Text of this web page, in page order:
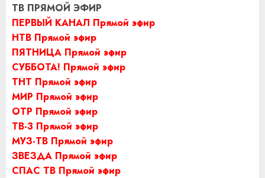
ТВ ПРЯМОЙ ЭФИР
ПЕРВЫЙ КАНАЛ Прямой эфир
НТВ Прямой эфир
ПЯТНИЦА Прямой эфир
СУББОТА! Прямой эфир
ТНТ Прямой эфир
МИР Прямой эфир
ОТР Прямой эфир
ТВ-3 Прямой эфир
МУЗ-ТВ Прямой эфир
ЗВЕЗДА Прямой эфир
СПАС ТВ Прямой эфир